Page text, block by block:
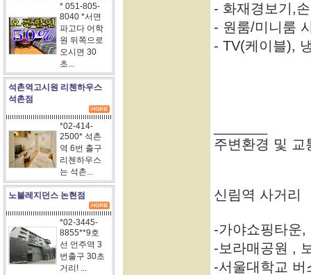
* 051-805-
8040 *서면
파고다 어학
원 뒤쪽으로
오시면 30
초...
석촌역고시원 리첸하우스
석촌점
*02-414-
2500* 석촌
역 6번 출구
리첸하우스
는 석촌...
노블레지던스 논현점
*02-3445-
8855**9호
선 언주역 3
번출구 30초
거리! ...
- 화재경보기,
- 원룸/미니룸
- TV(케이블),
주변환경 및 교
신림역 사거리
-가야쇼핑타운
-보라매공원 ,
-서울대학교 버